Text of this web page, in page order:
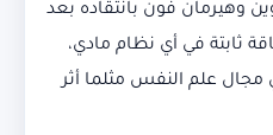
وهيرمان فون بانتقاده بعد
ثابتة في أي نظام مادي،
علم النفس مثلما أثر